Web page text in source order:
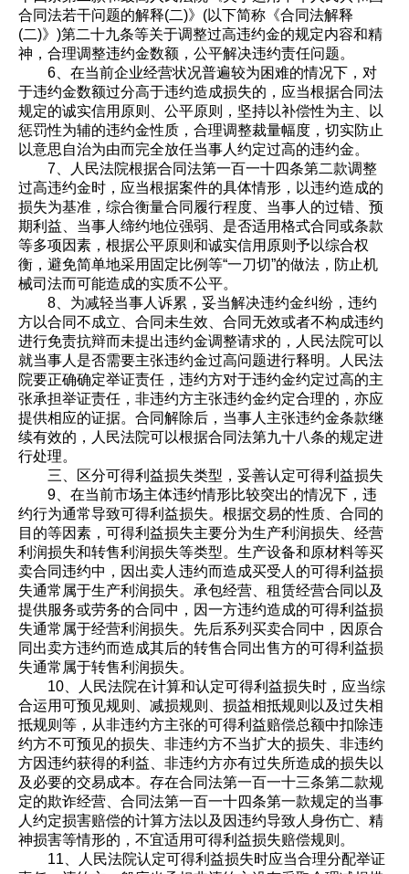
合同法若干问题的解释(二)》(以下简称《合同法解释
(二)》)第二十九条等关于调整过高违约金的规定内容和精
神，合理调整违约金数额，公平解决违约责任问题。
6、在当前企业经营状况普遍较为困难的情况下，对
于违约金数额过分高于违约造成损失的，应当根据合同法
规定的诚实信用原则、公平原则，坚持以补偿性为主、以
惩罚性为辅的违约金性质，合理调整裁量幅度，切实防止
以意思自治为由而完全放任当事人约定过高的违约金。
7、人民法院根据合同法第一百一十四条第二款调整
过高违约金时，应当根据案件的具体情形，以违约造成的
损失为基准，综合衡量合同履行程度、当事人的过错、预
期利益、当事人缔约地位强弱、是否适用格式合同或条款
等多项因素，根据公平原则和诚实信用原则予以综合权
衡，避免简单地采用固定比例等“一刀切”的做法，防止机
械司法而可能造成的实质不公平。
8、为减轻当事人诉累，妥当解决违约金纠纷，违约
方以合同不成立、合同未生效、合同无效或者不构成违约
进行免责抗辩而未提出违约金调整请求的，人民法院可以
就当事人是否需要主张违约金过高问题进行释明。人民法
院要正确确定举证责任，违约方对于违约金约定过高的主
张承担举证责任，非违约方主张违约金约定合理的，亦应
提供相应的证据。合同解除后，当事人主张违约金条款继
续有效的，人民法院可以根据合同法第九十八条的规定进
行处理。
三、区分可得利益损失类型，妥善认定可得利益损失
9、在当前市场主体违约情形比较突出的情况下，违
约行为通常导致可得利益损失。根据交易的性质、合同的
目的等因素，可得利益损失主要分为生产利润损失、经营
利润损失和转售利润损失等类型。生产设备和原材料等买
卖合同违约中，因出卖人违约而造成买受人的可得利益损
失通常属于生产利润损失。承包经营、租赁经营合同以及
提供服务或劳务的合同中，因一方违约造成的可得利益损
失通常属于经营利润损失。先后系列买卖合同中，因原合
同出卖方违约而造成其后的转售合同出售方的可得利益损
失通常属于转售利润损失。
10、人民法院在计算和认定可得利益损失时，应当综
合运用可预见规则、减损规则、损益相抵规则以及过失相
抵规则等，从非违约方主张的可得利益赔偿总额中扣除违
约方不可预见的损失、非违约方不当扩大的损失、非违约
方因违约获得的利益、非违约方亦有过失所造成的损失以
及必要的交易成本。存在合同法第一百一十三条第二款规
定的欺诈经营、合同法第一百一十四条第一款规定的当事
人约定损害赔偿的计算方法以及因违约导致人身伤亡、精
神损害等情形的，不宜适用可得利益损失赔偿规则。
11、人民法院认定可得利益损失时应当合理分配举证